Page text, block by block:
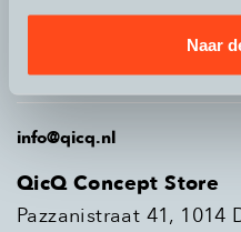
Naar
Productgroepen
Populaire modellen
info@qicq.nl
QicQ Concept Store
Pazzanistraat 41, 1014